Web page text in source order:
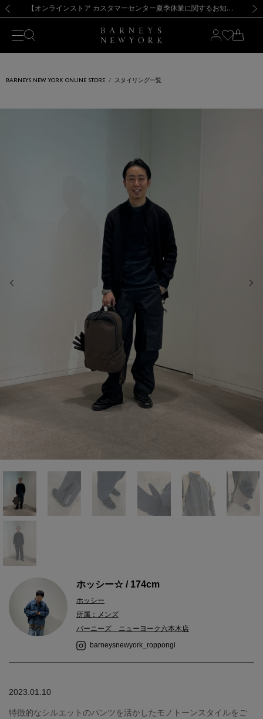
新規登録のお客様も対象！＜MY BARNEYS＞会員のお客様は11,000円（税込）以上のお買上げで常時送料無料！お買い物の際は会員登録を！
【夏季休業に伴う出荷一時停止のお知らせ】(2026.8.7) 【オンラインストア カスタマーセンター夏季休業に関するお知らせ】（2026.8.7）
【夏季休業に伴う返品・交換承り一時停止のお知らせ】（2026.8.5）
熊本県を中心とした地震の影響によるお荷物のお届けについて
【開催中】SUMMER SALEのご案内・ご注意事項 新規登録のお客様も対象！＜MY BARNEYS＞会員のお客様は11,000円（税込）以上のお買上げで常時送料無料！お買い物の際は会員登録を！
【夏季休業に伴う出荷一時停止のお知らせ】(2026.8.7)
BARNEYS NEW YORK ONLINE STORE スタイリング一覧
ホッシー☆ / 174cm
ホッシー
所属：メンズ
バーニーズ ニューヨーク六本木店
barneysnewyork_roppongi
2023.01.10
特徴的なシルエットのパンツを活かしたモノトーンスタイルをご